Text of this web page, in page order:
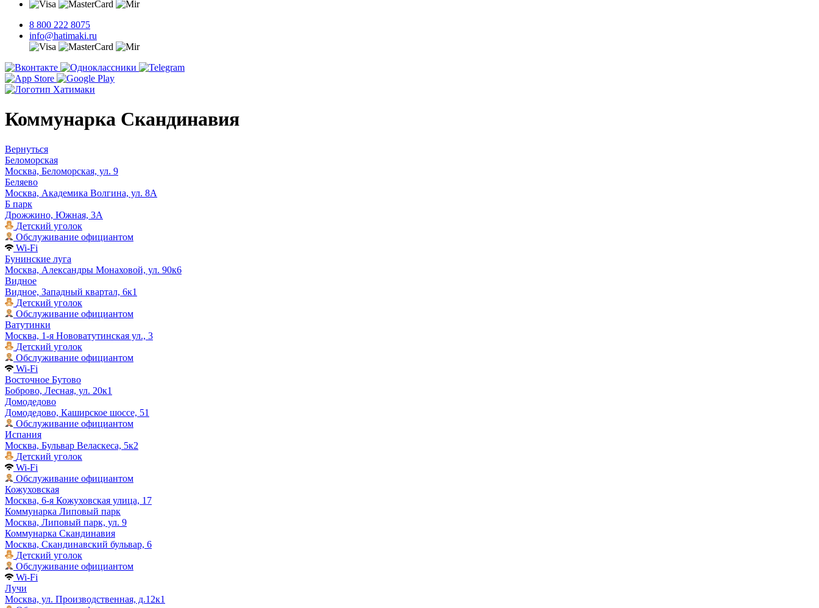
8 800 222 8075
info@hatimaki.ru
Коммунарка Скандинавия
Вернуться
Беломорская
Москва, Беломорская, ул. 9
Беляево
Москва, Академика Волгина, ул. 8А
Б парк
Дрожжино, Южная, 3А
Детский уголок
Обслуживание официантом
Wi-Fi
Бунинские луга
Москва, Александры Монаховой, ул. 90к6
Видное
Видное, Западный квартал, 6к1
Детский уголок
Обслуживание официантом
Ватутинки
Москва, 1-я Нововатутинская ул., 3
Детский уголок
Обслуживание официантом
Wi-Fi
Восточное Бутово
Боброво, Лесная, ул. 20к1
Домодедово
Домодедово, Каширское шоссе, 51
Обслуживание официантом
Испания
Москва, Бульвар Веласкеса, 5к2
Детский уголок
Wi-Fi
Обслуживание официантом
Кожуховская
Москва, 6-я Кожуховская улица, 17
Коммунарка Липовый парк
Москва, Липовый парк, ул. 9
Коммунарка Скандинавия
Москва, Скандинавский бульвар, 6
Детский уголок
Обслуживание официантом
Wi-Fi
Лучи
Москва, ул. Производственная, д.12к1